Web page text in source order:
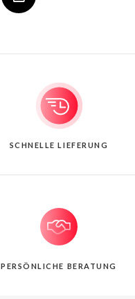
SCHNELLE LIEFERUNG
PERSÖNLICHE BERATUNG